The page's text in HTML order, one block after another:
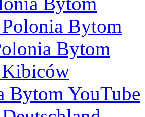
Bytom
Bytom
Bytom YouTube